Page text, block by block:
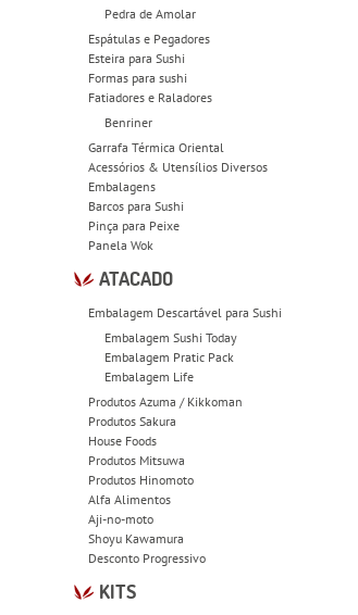
Pedra de Amolar
Espátulas e Pegadores
Esteira para Sushi
Formas para sushi
Fatiadores e Raladores
Benriner
Garrafa Térmica Oriental
Acessórios & Utensílios Diversos
Embalagens
Barcos para Sushi
Pinça para Peixe
Panela Wok
ATACADO
Embalagem Descartável para Sushi
Embalagem Sushi Today
Embalagem Pratic Pack
Embalagem Life
Produtos Azuma / Kikkoman
Produtos Sakura
House Foods
Produtos Mitsuwa
Produtos Hinomoto
Alfa Alimentos
Aji-no-moto
Shoyu Kawamura
Desconto Progressivo
KITS